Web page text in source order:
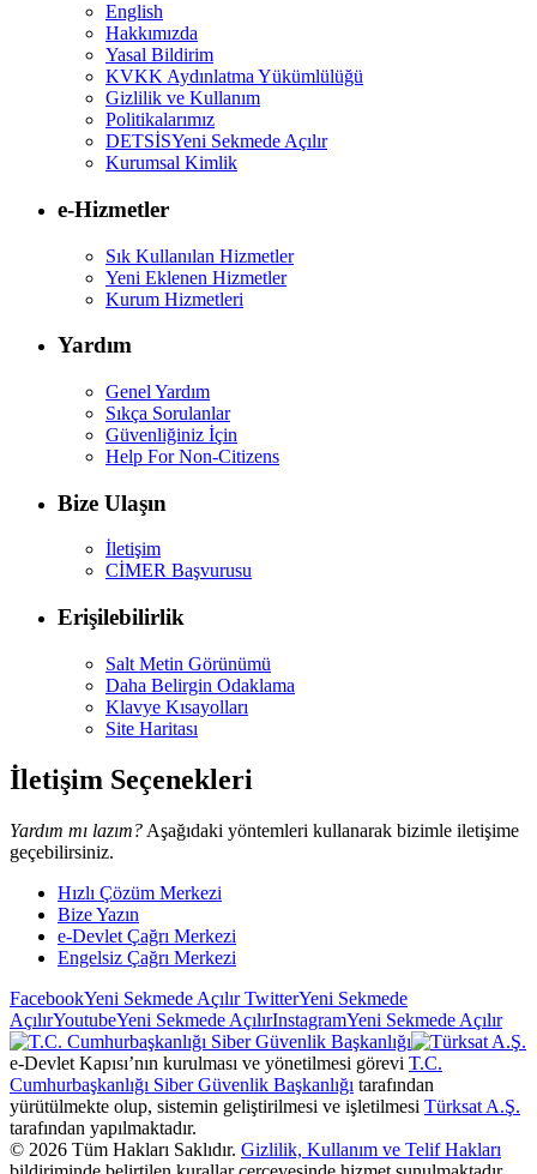
English
Hakkımızda
Yasal Bildirim
KVKK Aydınlatma Yükümlülüğü
Gizlilik ve Kullanım
Politikalarımız
DETSİSYeni Sekmede Açılır
Kurumsal Kimlik
e-Hizmetler
Sık Kullanılan Hizmetler
Yeni Eklenen Hizmetler
Kurum Hizmetleri
Yardım
Genel Yardım
Sıkça Sorulanlar
Güvenliğiniz İçin
Help For Non-Citizens
Bize Ulaşın
İletişim
CİMER Başvurusu
Erişilebilirlik
Salt Metin Görünümü
Daha Belirgin Odaklama
Klavye Kısayolları
Site Haritası
İletişim Seçenekleri
Yardım mı lazım? Aşağıdaki yöntemleri kullanarak bizimle iletişime
geçebilirsiniz.
Hızlı Çözüm Merkezi
Bize Yazın
e-Devlet Çağrı Merkezi
Engelsiz Çağrı Merkezi
FacebookYeni Sekmede AçılırTwitterYeni Sekmede
AçılırYoutubeYeni Sekmede AçılırInstagramYeni Sekmede Açılır
e-Devlet Kapısı’nın kurulması ve yönetilmesi görevi T.C.
Cumhurbaşkanlığı Siber Güvenlik Başkanlığı tarafından
yürütülmekte olup, sistemin geliştirilmesi ve işletilmesi Türksat A.Ş.
tarafından yapılmaktadır.
© 2026 Tüm Hakları Saklıdır. Gizlilik, Kullanım ve Telif Hakları